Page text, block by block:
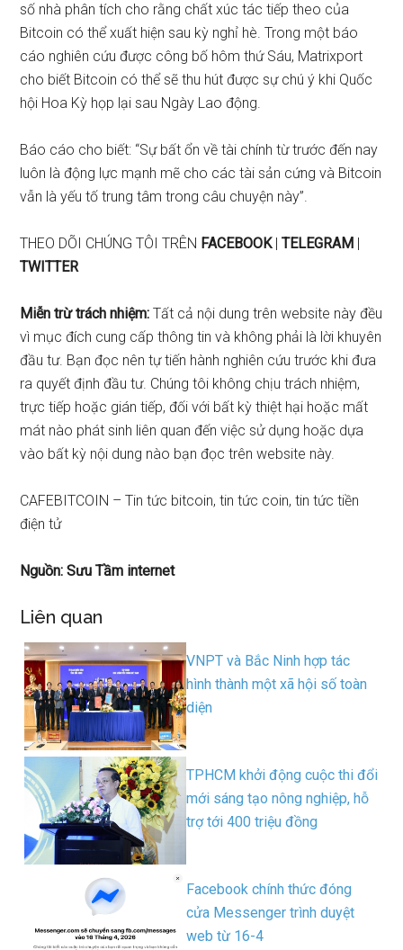
số nhà phân tích cho rằng chất xúc tác tiếp theo của
Bitcoin có thể xuất hiện sau kỳ nghỉ hè. Trong một báo
cáo nghiên cứuđược công bố hôm thứ Sáu, Matrixport
cho biết Bitcoin có thể sẽ thu hút được sự chú ý khi Quốc
hội Hoa Kỳ họp lại sau Ngày Lao động.
Báo cáo cho biết: “Sự bất ổn về tài chính từ trước đến nay
luôn là động lực mạnh mẽ cho các tài sản cứng và Bitcoin
vẫn là yếu tố trung tâm trong câu chuyện này”.
THEO DÕI CHÚNG TÔI TRÊN FACEBOOK|TELEGRAM |
TWITTER
Miễn trừ trách nhiệm: Tất cả nội dung trên website này đều
vì mục đích cung cấp thông tin và không phải là lời khuyên
đầu tư. Bạn đọc nên tự tiến hành nghiên cứu trước khi đưa
ra quyết định đầu tư. Chúng tôi không chịu trách nhiệm,
trực tiếp hoặc gián tiếp, đối với bất kỳ thiệt hại hoặc mất
mát nào phát sinh liên quan đến việc sử dụng hoặc dựa
vào bất kỳ nội dung nào bạn đọc trên website này.
CAFEBITCOIN – Tin tức bitcoin, tin tức coin, tin tức tiền
điện tử
Nguồn: Sưu Tầm internet
Liên quan
VNPT và Bắc Ninh hợp tác
hình thành một xã hội số toàn
diện
TPHCM khởi động cuộc thi đổi
mới sáng tạo nông nghiệp, hỗ
trợ tới 400 triệu đồng
Facebook chính thức đóng
cửa Messenger trình duyệt
web từ 16-4